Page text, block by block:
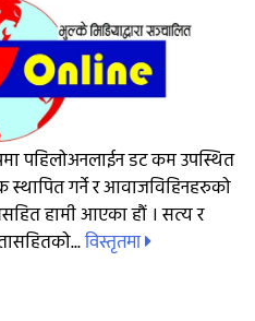
पहिलोअनलाईन डट कम उपस्थित
गर्ने र आवाजविहिनहरुको
हामी आएका हौं । सत्य र
विस्तृतमा